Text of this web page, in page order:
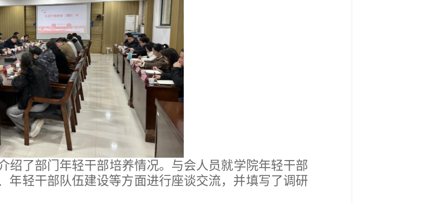
绍了部门年轻干部培养情况。与会人员就学院年轻干部
年轻干部队伍建设等方面进行座谈交流，并填写了调研